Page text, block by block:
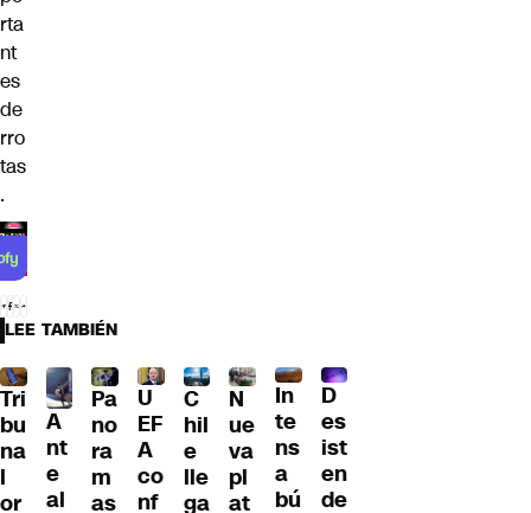
rta
nt
es
de
rro
tas
.
LEE TAMBIÉN
Tri
bu
na
l
or
A
nt
e
al
Pa
no
ra
m
as
U
EF
A
co
nf
C
hil
e
lle
ga
N
ue
va
pl
at
In
te
ns
a
bú
D
es
ist
en
de